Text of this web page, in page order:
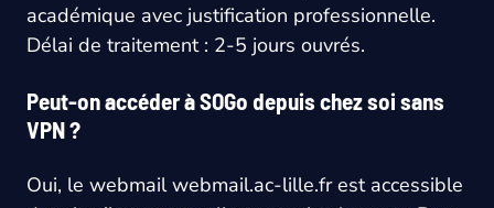
académique avec justification professionnelle.
Délai de traitement : 2-5 jours ouvrés.
Peut-on accéder à SOGo depuis chez soi sans
VPN ?
Oui, le webmail webmail.ac-lille.fr est accessible